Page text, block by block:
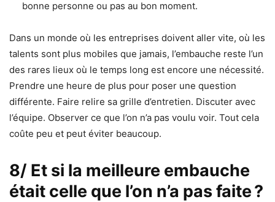
bonne personne ou pas au bon moment.
Dans un monde où les entreprises doivent aller vite, où les
talents sont plus mobiles que jamais, l’embauche reste l’un
des rares lieux où le temps long est encore une nécessité.
Prendre une heure de plus pour poser une question
différente. Faire relire sa grille d’entretien. Discuter avec
l’équipe. Observer ce que l’on n’a pas voulu voir. Tout cela
coûte peu et peut éviter beaucoup.
8/ Et si la meilleure embauche
était celle que l’on n’a pas faite ?